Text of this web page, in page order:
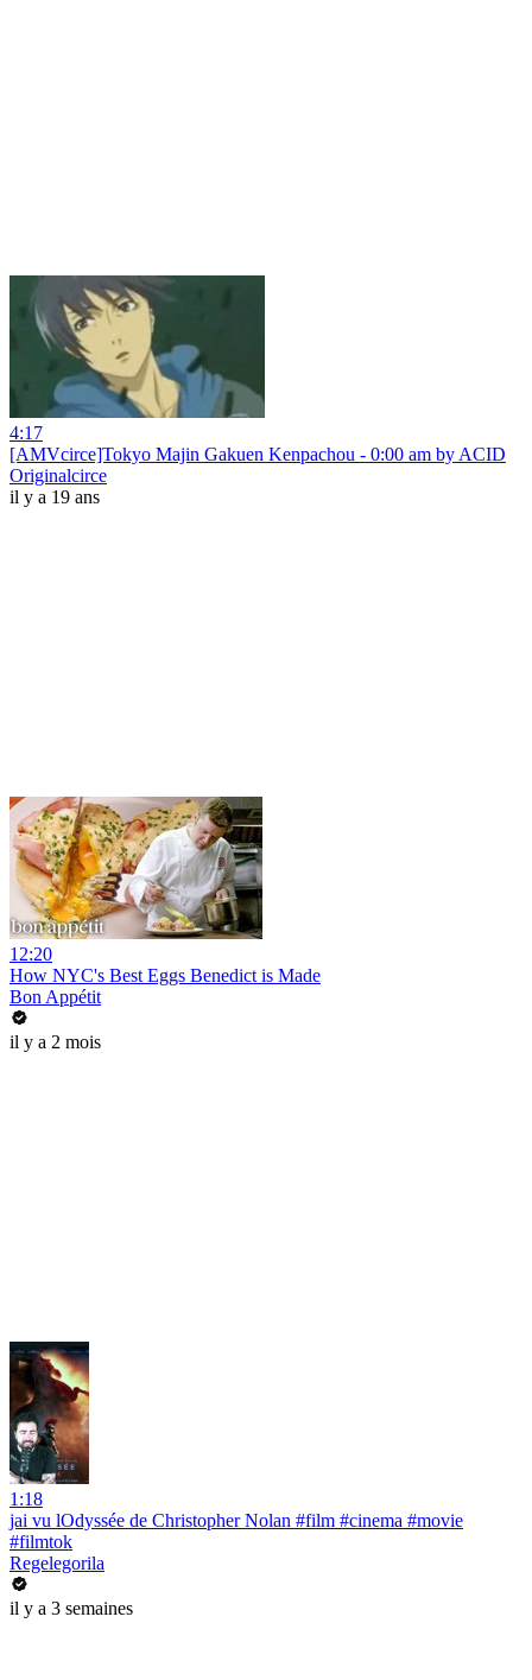
4:17
[AMVcirce]Tokyo Majin Gakuen Kenpachou - 0:00 am by ACID
Originalcirce
il y a 19 ans
12:20
How NYC's Best Eggs Benedict is Made
Bon Appétit
il y a 2 mois
1:18
jai vu lOdyssée de Christopher Nolan #film #cinema #movie
#filmtok
Regelegorila
il y a 3 semaines